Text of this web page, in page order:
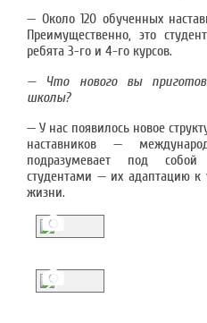
— Около 120 обученных
Преимущественно, это
ребята 3-го и 4-го курсов.
— Что нового вы
школы?
— У нас появилось новое
наставников —
подразумевает под
студентами — их адаптацию к
жизни.